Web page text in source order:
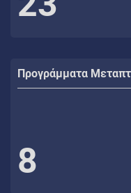
Προγράμματα
8